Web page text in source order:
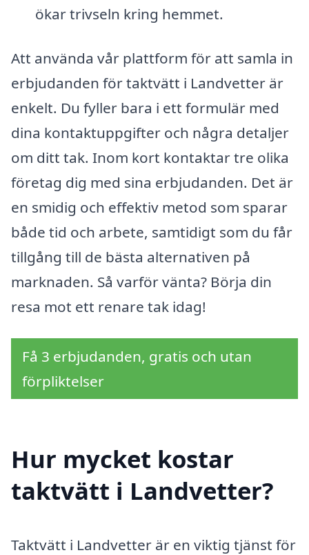
ökar trivseln kring hemmet.
Att använda vår plattform för att samla in
erbjudanden för taktvätt i Landvetter är
enkelt. Du fyller bara i ett formulär med
dina kontaktuppgifter och några detaljer
om ditt tak. Inom kort kontaktar tre olika
företag dig med sina erbjudanden. Det är
en smidig och effektiv metod som sparar
både tid och arbete, samtidigt som du får
tillgång till de bästa alternativen på
marknaden. Så varför vänta? Börja din
resa mot ett renare tak idag!
Få 3 erbjudanden, gratis och utan
förpliktelser
Hur mycket kostar
taktvätt i Landvetter?
Taktvätt i Landvetter är en viktig tjänst för